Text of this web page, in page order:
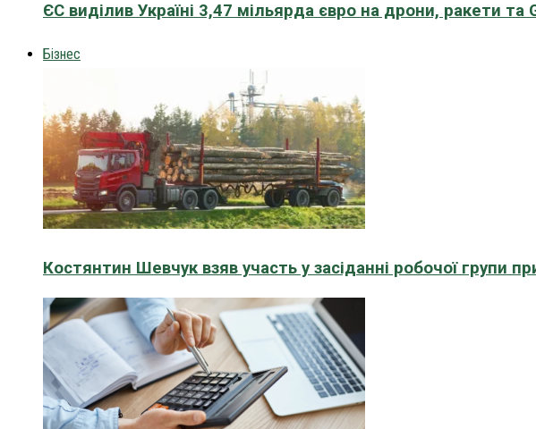
ЄС виділив Україні 3,47 мільярда євро на дрони, ракети та
Бізнес
Костянтин Шевчук взяв участь у засіданні робочої групи